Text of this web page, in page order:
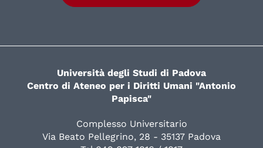
Università degli Studi di Padova
Centro di Ateneo per i Diritti Umani "Antonio
Papisca"
Complesso Universitario
Via Beato Pellegrino, 28 - 35137 Padova